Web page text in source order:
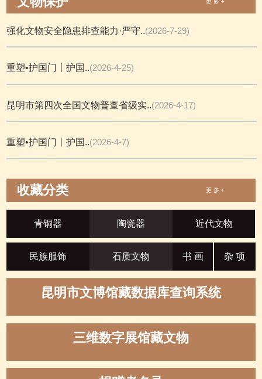
强化文物安全隐患排查能力·严守..(2026-7-29)
重塑•护国门丨护国..(2026-4-25)
昆明市第四次全国文物普查省级实..(2026-4-17)
重塑•护国门丨护国..(2026-4-7)
收藏分类 更 多 +
青铜器 陶瓷器 近代文物
民族服饰 石质文物 书 画 杂 项
昆明市文博馆藏数据库查询系统
三维数字展馆藏文物